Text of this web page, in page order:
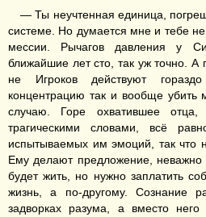
— Ты неучтенная единица,
системе. Но думается мне и тебе не
мессии. Рычагов давления у
ближайшие лет сто, так уж точно. А
не Игроков действуют
концентрацию так и вообще
случаю. Горе охватившее
трагическими словами, всё
испытываемых им эмоций, так что
Ему делают предложение, неважно
будет жить, но нужно заплатить
жизнь, а по-другому. Сознание
задворках разума, а вместо